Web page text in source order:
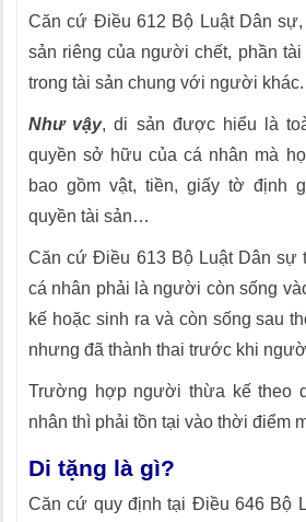
Căn cứ Điều 612 Bộ Luật Dân
sản riêng của người chết, phần
trong tài sản chung với người khác.
Như vậy, di sản được hiểu là
quyền sở hữu của cá nhân mà
bao gồm vật, tiền, giấy tờ định
quyền tài sản…
Căn cứ Điều 613 Bộ Luật Dân sự
cá nhân phải là người còn sống
kế hoặc sinh ra và còn sống sau
nhưng đã thành thai trước khi
Trường hợp người thừa kế theo
nhân thì phải tồn tại vào thời điểm
Di tặng là gì?
Căn cứ quy định tại Điều 646 Bộ